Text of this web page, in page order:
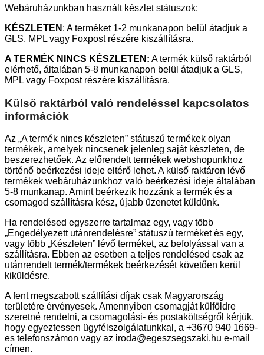
Webáruházunkban használt készlet státuszok:
KÉSZLETEN : A terméket 1-2 munkanapon belül átadjuk a
GLS, MPL vagy Foxpost részére kiszállításra.
A TERMÉK NINCS KÉSZLETEN: A termék külső raktárból
elérhető, általában 5-8 munkanapon belül átadjuk a GLS,
MPL vagy Foxpost részére kiszállításra.
Külső raktárból való rendeléssel kapcsolatos
információk
Az „A termék nincs készleten” státuszú termékek olyan
termékek, amelyek nincsenek jelenleg saját készleten, de
beszerezhetőek. Az előrendelt termékek webshopunkhoz
történő beérkezési ideje eltérő lehet. A külső raktáron lévő
termékek webáruházunkhoz való beérkezési ideje általában
5-8 munkanap. Amint beérkezik hozzánk a termék és a
csomagod szállításra kész, újabb üzenetet küldünk.
Ha rendelésed egyszerre tartalmaz egy, vagy több
„Engedélyezett utánrendelésre” státuszú terméket és egy,
vagy több „Készleten” lévő terméket, az befolyással van a
szállításra. Ebben az esetben a teljes rendelésed csak az
utánrendelt termék/termékek beérkezését követően kerül
kiküldésre.
A fent megszabott szállítási díjak csak Magyarország
területére érvényesek. Amennyiben csomagját külföldre
szeretné rendelni, a csomagolási- és postaköltségről kérjük,
hogy egyeztessen ügyfélszolgálatunkkal, a +3670 940 1669-
es telefonszámon vagy az iroda@egeszsegszaki.hu e-mail
címen.